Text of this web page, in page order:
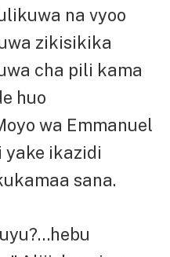
na vyoo
zikisikika
cha pili kama
huo
wa Emmanuel
yake ikazidi
sana.